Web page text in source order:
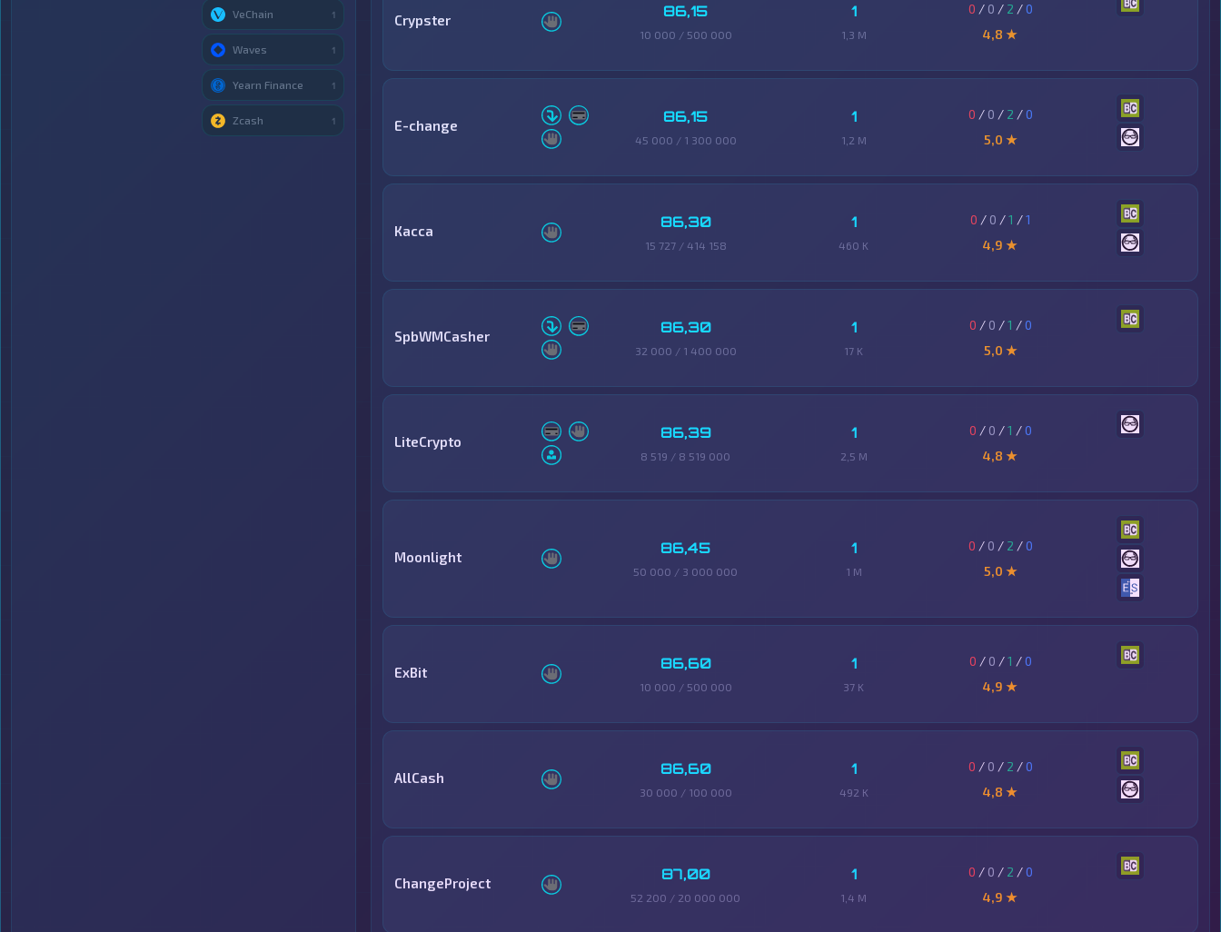
Crypster 86,15
10 000 / 500 000
1
1,3 M
0 / 0 / 2 /0
4,8 ★
E-change 86,15
45 000 / 1 300 000
1
1,2 M
0 / 0 / 2 /0
5,0 ★
Касса 86,30
15 727 / 414 158
1
460 K
0 / 0 /1 /1
4,9 ★
SpbWMCasher 86,30
32 000 / 1 400 000
1
17 K
0 / 0 /1 /0
5,0 ★
LiteCrypto 86,39
8 519 / 8 519 000
1
2,5 M
0 / 0 /1 /0
4,8 ★
Moonlight 86,45
50 000 / 3 000 000
1
1 M
0 / 0 / 2 /0
5,0 ★
ExBit 86,60
10 000 / 500 000
1
37 K
0 / 0 /1 /0
4,9 ★
AllCash 86,60
30 000 / 100 000
1
492 K
0 / 0 / 2 /0
4,8 ★
ChangeProject 87,00
52 200 / 20 000 000
1
1,4 M
0 / 0 / 2 /0
4,9 ★
VeChain 1
Waves 1
Yearn Finance 1
Zcash 1